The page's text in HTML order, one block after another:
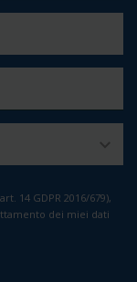
14 GDPR 2016/679),
dei miei dati